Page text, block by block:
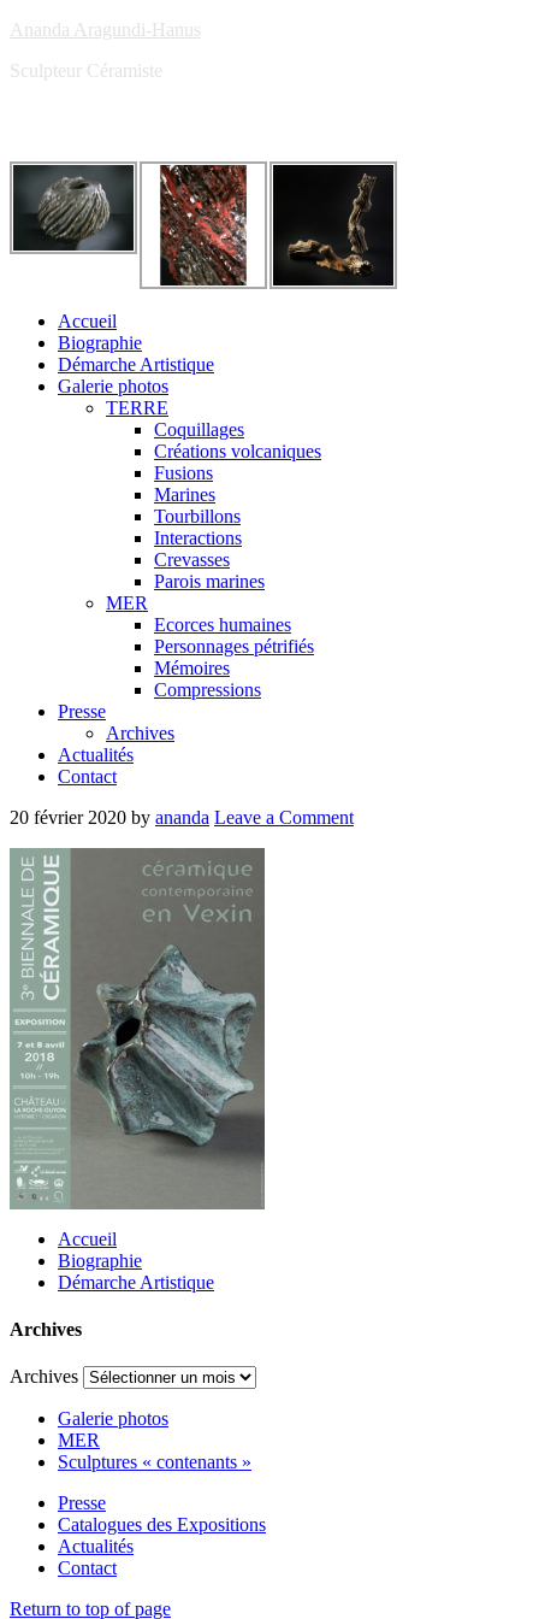
Ananda Aragundi-Hanus
Sculpteur Céramiste
Accueil
Biographie
Démarche Artistique
Galerie photos
TERRE
Coquillages
Créations volcaniques
Fusions
Marines
Tourbillons
Interactions
Crevasses
Parois marines
MER
Ecorces humaines
Personnages pétrifiés
Mémoires
Compressions
Presse
Archives
Actualités
Contact
20 février 2020 by ananda Leave a Comment
Accueil
Biographie
Démarche Artistique
Archives
Archives
Galerie photos
MER
Sculptures « contenants »
Presse
Catalogues des Expositions
Actualités
Contact
Return to top of page